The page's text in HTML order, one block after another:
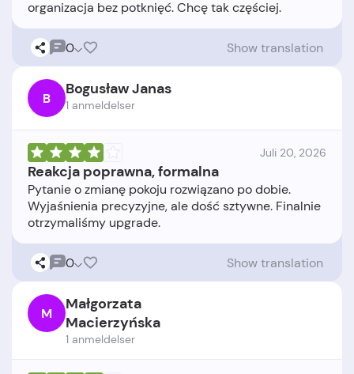
0 Show translation
B Bogusław Janas
1 anmeldelser
Juli 20, 2026
Reakcja poprawna, formalna
Pytanie o zmianę pokoju rozwiązano po dobie.
Wyjaśnienia precyzyjne, ale dość sztywne. Finalnie
0 Show translation
M
Małgorzata
Macierzyńska
1 anmeldelser